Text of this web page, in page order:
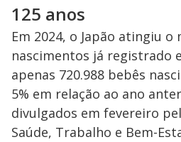
125 anos
Em 2024, o Japão atingiu
nascimentos já registrado
apenas 720.988 bebês
5% em relação ao ano
divulgados em fevereiro
Saúde, Trabalho e Bem-